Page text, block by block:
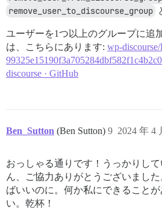
remove_user_to_discourse_group
ユーザーを1つ以上のグループに追
は、こちらにあります: wp-
discourse · GitHub
Ben_Sutton (Ben Sutton) 2024 年 4
9
おっしゃる通りです！うっかりし
ん、ご協力ありがとうございまし
ばいいのに。何か私にできること
い。乾杯！